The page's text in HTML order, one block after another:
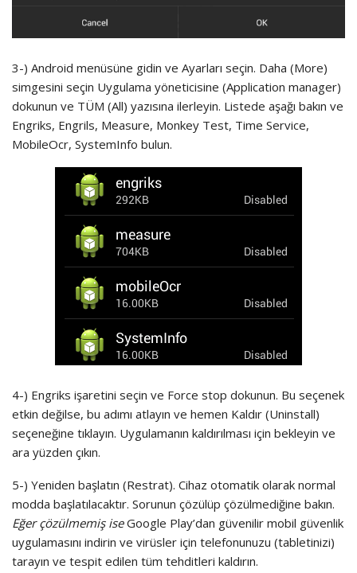
3-) Android menüsüne gidin ve Ayarları seçin. Daha (More)
simgesini seçin Uygulama yöneticisine (Application manager)
dokunun ve TÜM (All) yazısına ilerleyin. Listede aşağı bakın ve
Engriks, Engrils, Measure, Monkey Test, Time Service,
MobileOcr, SystemInfo bulun.
4-) Engriks işaretini seçin ve Force stop dokunun. Bu seçenek
etkin değilse, bu adımı atlayın ve hemen Kaldır (Uninstall)
seçeneğine tıklayın. Uygulamanın kaldırılması için bekleyin ve
ara yüzden çıkın.
5-) Yeniden başlatın (Restrat). Cihaz otomatik olarak normal
modda başlatılacaktır. Sorunun çözülüp çözülmediğine bakın.
Eğer çözülmemiş iseGoogle Play’dan güvenilir mobil güvenlik
uygulamasını indirin ve virüsler için telefonunuzu (tabletinizi)
tarayın ve tespit edilen tüm tehditleri kaldırın.